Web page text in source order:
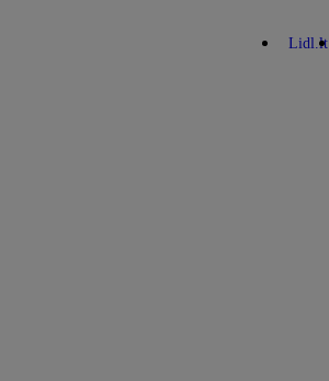
Lidl.lt